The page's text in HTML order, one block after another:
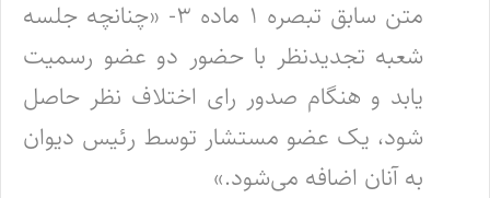
متن سابق تبصره ۱ ماده ۳- «چنانچه جلسه
شعبه تجدیدنظر با حضور دو عضو رسمیت
یابد و هنگام صدور رای اختلاف نظر حاصل
شود، یک عضو مستشار توسط رئیس دیوان
به آنان اضافه می‌شود.»